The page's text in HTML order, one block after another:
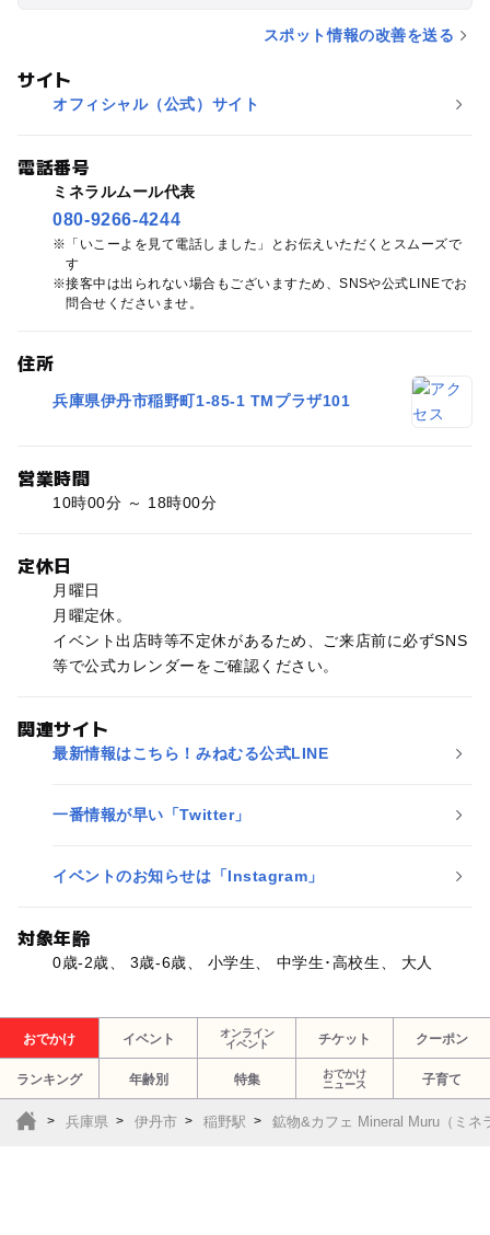
スポット情報の改善を送る
サイト
オフィシャル（公式）サイト
電話番号
ミネラルムール代表
080-9266-4244
「いこーよを見て電話しました」とお伝えいただくとスムーズで
す
接客中は出られない場合もございますため、SNSや公式LINEでお
問合せくださいませ。
住所
兵庫県伊丹市稲野町1-85-1 TMプラザ101
営業時間
10時00分 ～ 18時00分
定休日
月曜日
月曜定休。
イベント出店時等不定休があるため、ご来店前に必ずSNS
等で公式カレンダーをご確認ください。
関連サイト
最新情報はこちら！みねむる公式LINE
一番情報が早い「Twitter」
イベントのお知らせは「Instagram」
対象年齢
0歳-2歳、 3歳-6歳、 小学生、 中学生･高校生、 大人
おでかけ イベント
オンライン
イベント
チケット クーポン
ランキング 年齢別 特集
おでかけ
ニュース
子育て
兵庫県 伊丹市 稲野駅 鉱物&カフェ Mineral Muru（ミネ